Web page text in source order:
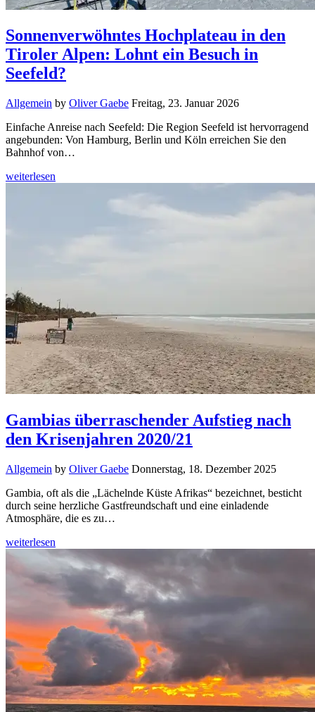
Sonnenverwöhntes Hochplateau in den
Tiroler Alpen: Lohnt ein Besuch in
Seefeld?
Allgemein by Oliver Gaebe Freitag, 23. Januar 2026
Einfache Anreise nach Seefeld: Die Region Seefeld ist hervorragend
angebunden: Von Hamburg, Berlin und Köln erreichen Sie den
Bahnhof von…
weiterlesen
Gambias überraschender Aufstieg nach
den Krisenjahren 2020/21
Allgemein by Oliver Gaebe Donnerstag, 18. Dezember 2025
Gambia, oft als die „Lächelnde Küste Afrikas“ bezeichnet, besticht
durch seine herzliche Gastfreundschaft und eine einladende
Atmosphäre, die es zu…
weiterlesen